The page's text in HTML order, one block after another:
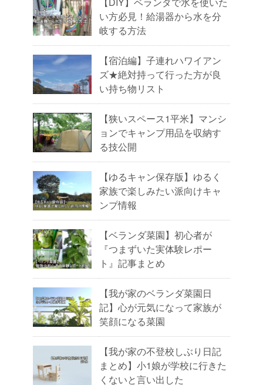
い方必見！給湯器から水を分
岐する方法
【宿泊編】子連れハワイアン
ズ★絶対持って行った方が良
い持ち物リスト
【狭いスペース1平米】マンシ
ョンでキャンプ用品を収納す
る技公開
【ゆるキャン保存版】ゆるく
家族で楽しみたい派向けキャ
ンプ情報
【ベランダ菜園】初心者が
『つまずいた実体験レポー
ト』記事まとめ
【我が家のベランダ菜園日
記】心が元気になって家族が
笑顔になる菜園
【我が家の不登校しぶり日記
まとめ】小1娘が学校に行きた
くないと言い出した